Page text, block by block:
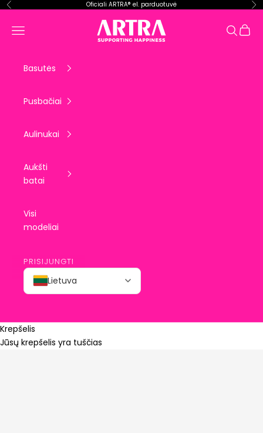
Pereiti prie turinio
Ankstesnis Oficiali ARTRA® el. parduotuvė
ARTRA EU
Meniu Paieška
Basutės
Pusbačiai
Aulinukai
Aukšti
batai
Visi
modeliai
PRISIJUNGTI
Lietuva
Krepšelis
Jūsų krepšelis yra tuščias